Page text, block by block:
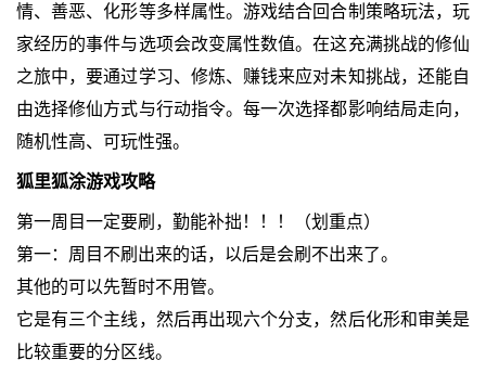
情、善恶、化形等多样属性。游戏结合回合制策略玩法，玩
家经历的事件与选项会改变属性数值。在这充满挑战的修仙
之旅中，要通过学习、修炼、赚钱来应对未知挑战，还能自
由选择修仙方式与行动指令。每一次选择都影响结局走向，
随机性高、可玩性强。
狐里狐涂游戏攻略
第一周目一定要刷，勤能补拙！！！（划重点）
第一：周目不刷出来的话，以后是会刷不出来了。
其他的可以先暂时不用管。
它是有三个主线，然后再出现六个分支，然后化形和审美是
比较重要的分区线。